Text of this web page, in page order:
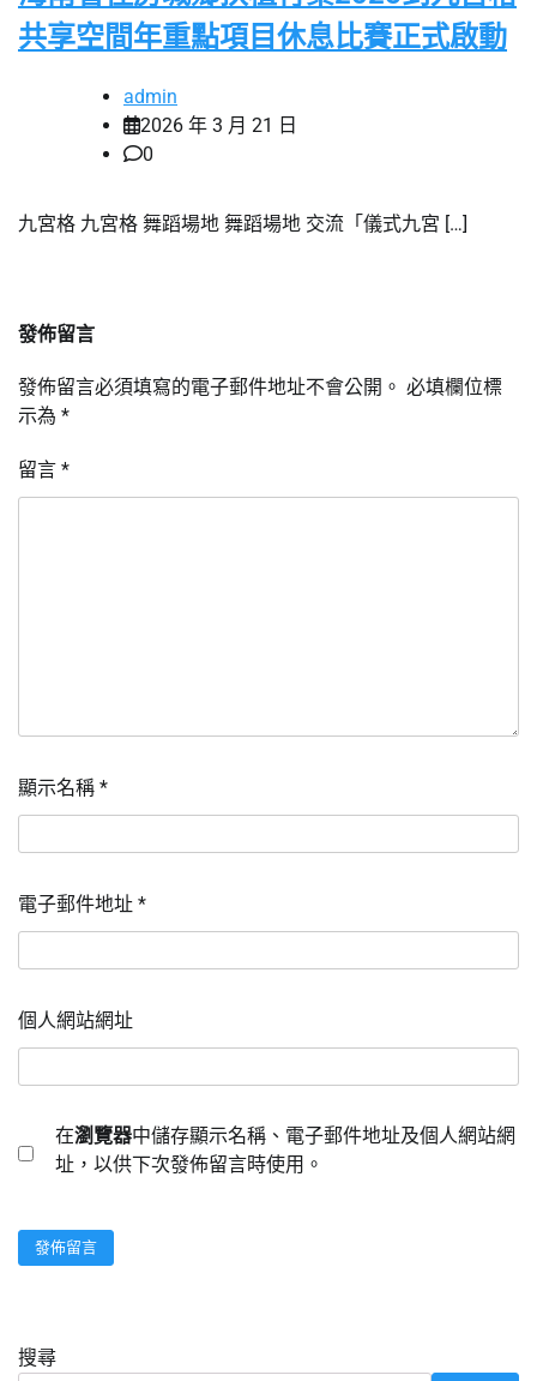
共享空間年重點項目休息比賽正式啟動
admin
2026 年 3 月 21 日
0
九宮格 九宮格 舞蹈場地 舞蹈場地 交流「儀式九宮 […]
發佈留言
發佈留言必須填寫的電子郵件地址不會公開。 必填欄位標
示為 *
留言 *
顯示名稱 *
電子郵件地址 *
個人網站網址
在瀏覽器中儲存顯示名稱、電子郵件地址及個人網站網
址，以供下次發佈留言時使用。
搜尋